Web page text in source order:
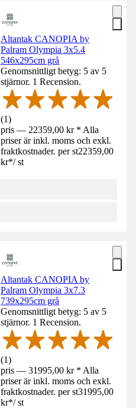
Altantak CANOPIA by
Palram Olympia 3x5.4
546x295cm grå
Genomsnittligt betyg: 5 av 5
stjärnor. 1 Recension.
(1)
pris — 22359,00 kr * Alla
priser är inkl. moms och exkl.
fraktkostnader. per st22359,00
kr*/ st
Altantak CANOPIA by
Palram Olympia 3x7.3
739x295cm grå
Genomsnittligt betyg: 5 av 5
stjärnor. 1 Recension.
(1)
pris — 31995,00 kr * Alla
priser är inkl. moms och exkl.
fraktkostnader. per st31995,00
kr*/ st